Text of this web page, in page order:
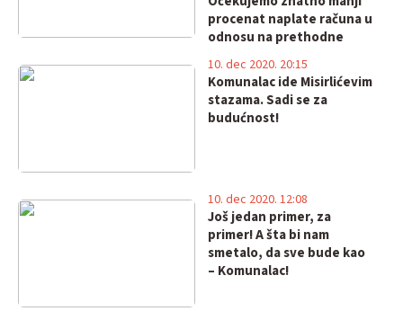
procenat naplate računa u
odnosu na prethodne
godine
Komunalac ide Misirlićevim
stazama. Sadi se za
budućnost!
10. dec 2020. 20:15
Još jedan primer, za
primer! A šta bi nam
smetalo, da sve bude kao
– Komunalac!
10. dec 2020. 12:08